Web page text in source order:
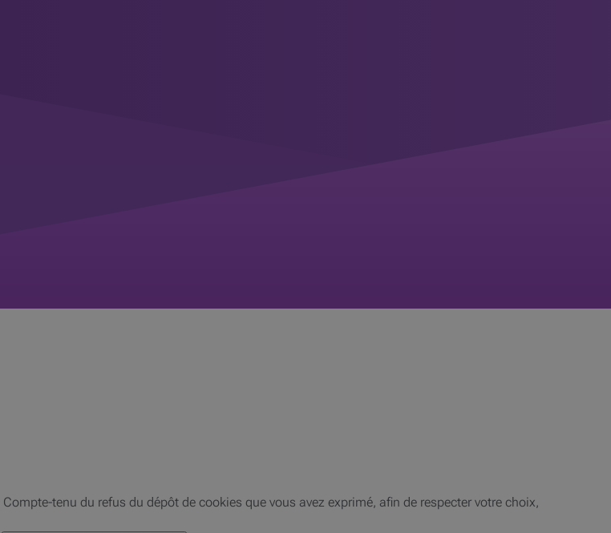
Compte-tenu du refus du dépôt de cookies que vous avez exprimé, afin de respecter votre choix,